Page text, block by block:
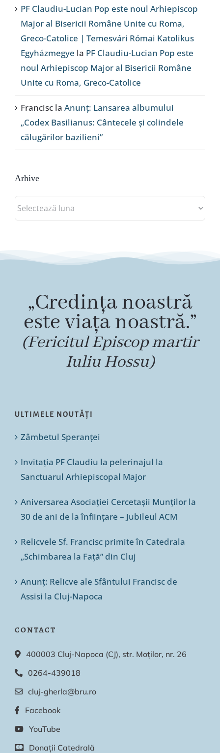
PF Claudiu-Lucian Pop este noul Arhiepiscop
Major al Bisericii Române Unite cu Roma,
Greco-Catolice | Temesvári Római Katolikus
Egyházmegye la PF Claudiu-Lucian Pop este
noul Arhiepiscop Major al Bisericii Române
Unite cu Roma, Greco-Catolice
Francisc la Anunț: Lansarea albumului
„Codex Basilianus: Cântecele și colindele
călugărilor bazilieni”
Arhive
Arhive
„Credința noastră
este viața noastră.”
(Fericitul Episcop martir
Iuliu Hossu)
ULTIMELE NOUTĂȚI
Zâmbetul Speranței
Invitația PF Claudiu la pelerinajul la
Sanctuarul Arhiepiscopal Major
Aniversarea Asociației Cercetașii Munților la
30 de ani de la înființare – Jubileul ACM
Relicvele Sf. Francisc primite în Catedrala
„Schimbarea la Față” din Cluj
Anunț: Relicve ale Sfântului Francisc de
Assisi la Cluj-Napoca
CONTACT
400003 Cluj-Napoca (CJ), str. Moților, nr. 26
0264-439018
cluj-gherla@bru.ro
Facebook
YouTube
Donații Catedrală